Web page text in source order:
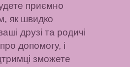
приємно
як швидко
друзі та родичі
допомогу, і
зможете